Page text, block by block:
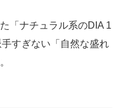
「ナチュラル系のDIA 1
すぎない「自然な盛れ